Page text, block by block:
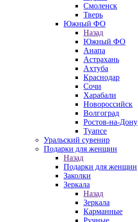
Смоленск
Тверь
Южный ФО
Назад
Южный ФО
Анапа
Астрахань
Ахтуба
Краснодар
Сочи
Харабали
Новороссийск
Волгоград
Ростов-на-Дону
Туапсе
Уральский сувенир
Подарки для женщин
Назад
Подарки для женщин
Заколки
Зеркала
Назад
Зеркала
Карманные
Ручные